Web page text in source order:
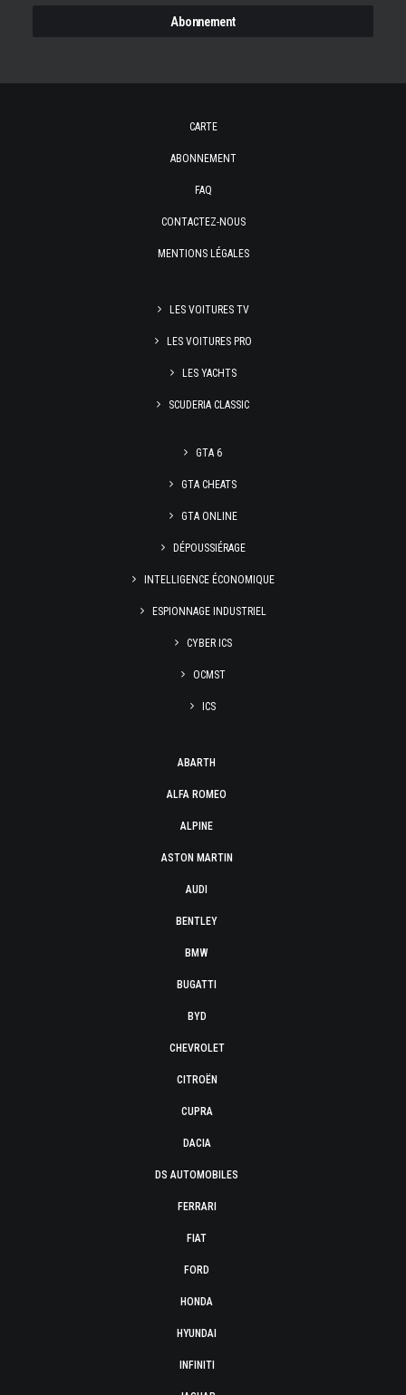
CARTE
ABONNEMENT
FAQ
CONTACTEZ-NOUS
MENTIONS LÉGALES
LES VOITURES TV
LES VOITURES PRO
LES YACHTS
SCUDERIA CLASSIC
GTA 6
GTA CHEATS
GTA ONLINE
DÉPOUSSIÉRAGE
INTELLIGENCE ÉCONOMIQUE
ESPIONNAGE INDUSTRIEL
CYBER ICS
OCMST
ICS
ABARTH
ALFA ROMEO
ALPINE
ASTON MARTIN
AUDI
BENTLEY
BMW
BUGATTI
BYD
CHEVROLET
CITROËN
CUPRA
DACIA
DS AUTOMOBILES
FERRARI
FIAT
FORD
HONDA
HYUNDAI
INFINITI